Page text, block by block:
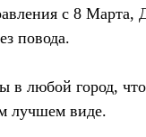
с 8 Марта,
повода.
в любой город,
лучшем виде.